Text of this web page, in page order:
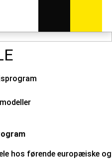
hos førende europæiske og